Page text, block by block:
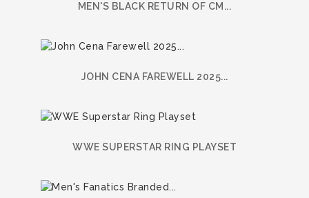
MEN'S BLACK RETURN OF CM...
JOHN CENA FAREWELL 2025...
WWE SUPERSTAR RING PLAYSET